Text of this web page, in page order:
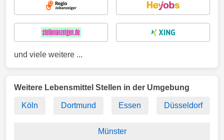
und viele weitere ...
Weitere Lebensmittel Stellen in der Umgebung
Köln Dortmund Essen Düsseldorf
Münster